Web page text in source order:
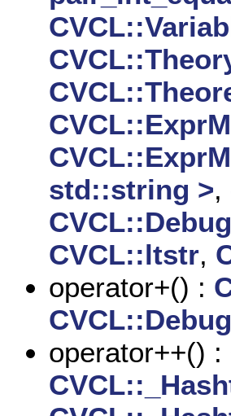
std::string >,
CVCL::ltstr,
operator+() :
operator++() :